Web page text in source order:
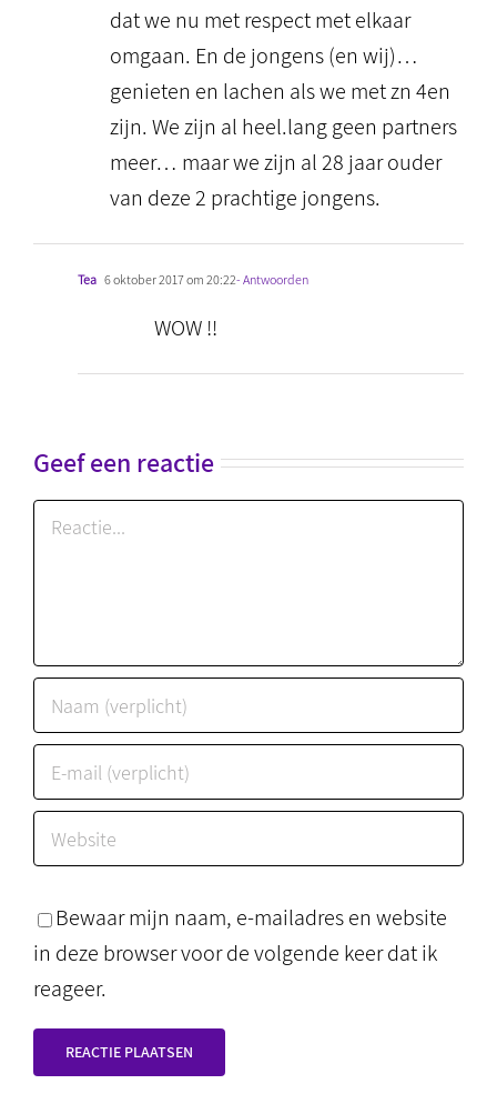
dat we nu met respect met elkaar
omgaan. En de jongens (en wij)…
genieten en lachen als we met zn 4en
zijn. We zijn al heel.lang geen partners
meer… maar we zijn al 28 jaar ouder
van deze 2 prachtige jongens.
Tea 6 oktober 2017 om 20:22- Antwoorden
WOW !!
Geef een reactie
Reactie
Bewaar mijn naam, e-mailadres en website
in deze browser voor de volgende keer dat ik
reageer.